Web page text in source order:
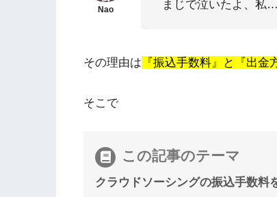
まじで泣いたよ、私…
その理由は 『振込手数料』と『出金
そこで
この記事のテーマ
クラウドソーシングの振込手数料